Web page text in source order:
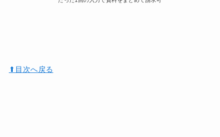
⬆︎目次へ戻る